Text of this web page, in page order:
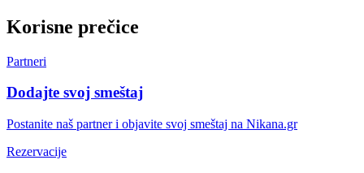
Korisne prečice
Partneri
Dodajte svoj smeštaj
Postanite naš partner i objavite svoj smeštaj na Nikana.gr
Rezervacije